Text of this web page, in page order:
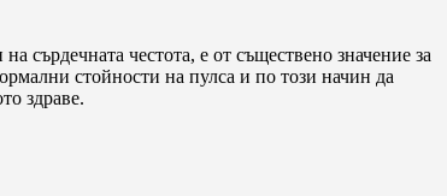
сърдечната честота, е от съществено значение за
стойности на пулса и по този начин да
здраве.